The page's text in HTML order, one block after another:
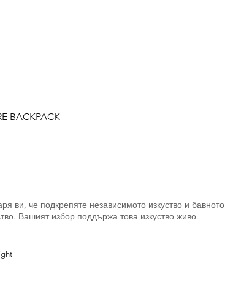
BACKPACK
ви, че подкрепяте независимото изкуство и бавното
Вашият избор поддържа това изкуство живо.